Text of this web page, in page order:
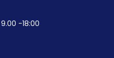
-18:00